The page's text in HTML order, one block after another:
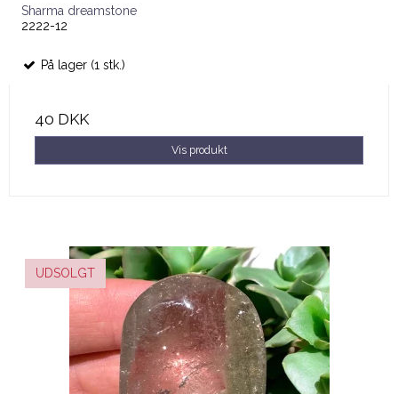
Sharma dreamstone
2222-12
På lager (1 stk.)
40 DKK
Vis produkt
UDSOLGT